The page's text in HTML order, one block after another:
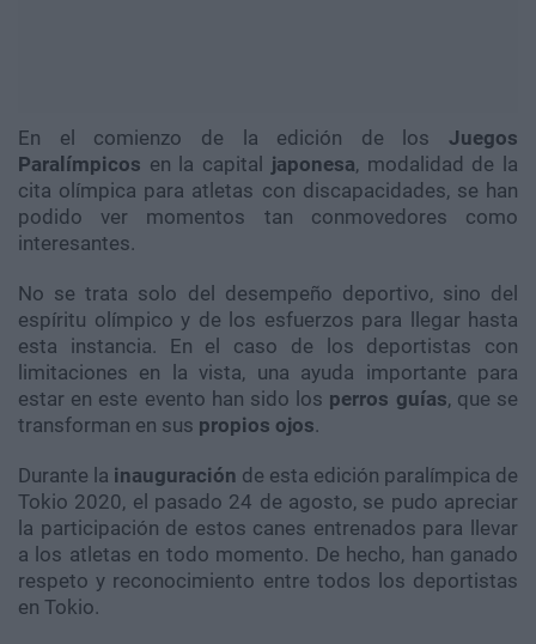
En el comienzo de la edición de los Juegos
Paralímpicos en la capital japonesa, modalidad de la
cita olímpica para atletas con discapacidades, se han
podido ver momentos tan conmovedores como
interesantes.
No se trata solo del desempeño deportivo, sino del
espíritu olímpico y de los esfuerzos para llegar hasta
esta instancia. En el caso de los deportistas con
limitaciones en la vista, una ayuda importante para
estar en este evento han sido los perros guías, que se
transforman en sus propios ojos.
Durante la inauguración de esta edición paralímpica de
Tokio 2020, el pasado 24 de agosto, se pudo apreciar
la participación de estos canes entrenados para llevar
a los atletas en todo momento. De hecho, han ganado
respeto y reconocimiento entre todos los deportistas
en Tokio.